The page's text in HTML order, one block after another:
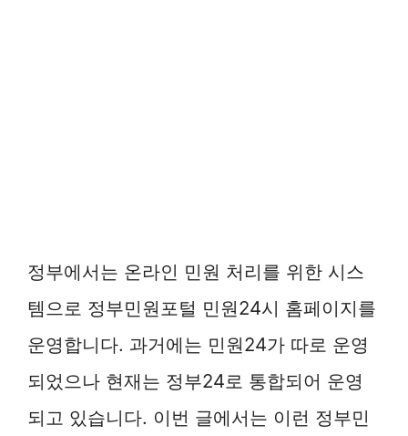
정부에서는 온라인 민원 처리를 위한 시스
템으로 정부민원포털 민원24시 홈페이지를
운영합니다. 과거에는 민원24가 따로 운영
되었으나 현재는 정부24로 통합되어 운영
되고 있습니다. 이번 글에서는 이런 정부민